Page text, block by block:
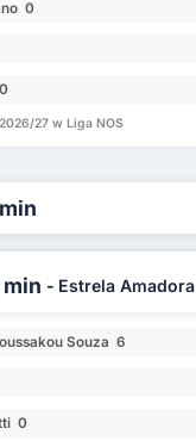
0
27 w Liga NOS
- Estrela Amadora
Souza 6
0